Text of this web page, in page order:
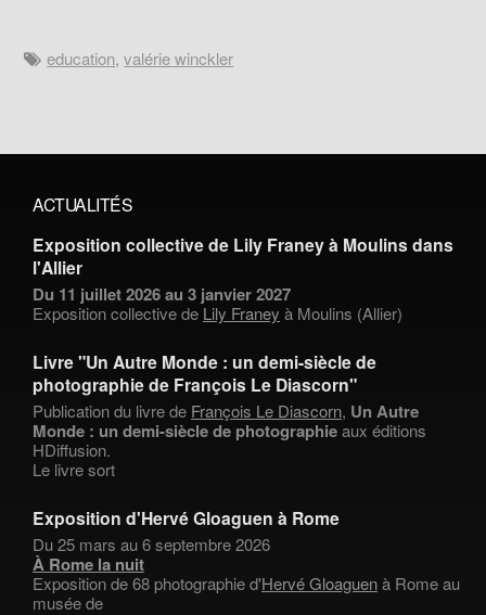
education,valérie winckler
ACTUALITÉS
Exposition collective de Lily Franey à Moulins dans
l'Allier
Du 11 juillet 2026 au 3 janvier 2027
Exposition collective de Lily Franey à Moulins (Allier)
Livre "Un Autre Monde : un demi-siècle de
photographie de François Le Diascorn"
Publication du livre de François Le Diascorn, Un Autre
Monde : un demi-siècle de photographieaux éditions
HDiffusion.
Le livre sort
Exposition d'Hervé Gloaguen à Rome
Du 25 mars au 6 septembre 2026
À Rome la nuit
Exposition de 68 photographie d'Hervé Gloaguenà Rome au
musée de